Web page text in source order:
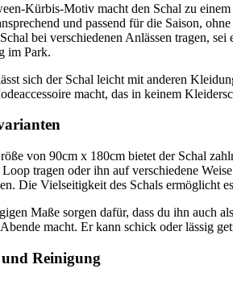
Kürbis-Motiv macht den Schal zu
und passend für die Saison,
bei verschiedenen Anlässen tragen,
im Park.
sich der Schal leicht mit anderen
macht, das in keinem
von 90cm x 180cm bietet der Schal
Loop tragen oder ihn auf verschiedene
Die Vielseitigkeit des Schals ermöglicht
Maße sorgen dafür, dass du ihn auch
macht. Er kann schick oder lässig
und Reinigung